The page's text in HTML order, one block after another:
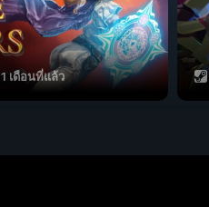
1 เดือนที่แล้ว